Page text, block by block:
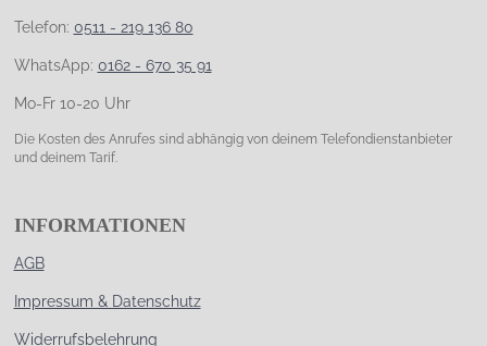
Telefon: 0511 - 219 136 80
WhatsApp: 0162 - 670 35 91
Mo-Fr 10-20 Uhr
Die Kosten des Anrufes sind abhängig von deinem Telefondienstanbieter
und deinem Tarif.
INFORMATIONEN
AGB
Impressum & Datenschutz
Widerrufsbelehrung